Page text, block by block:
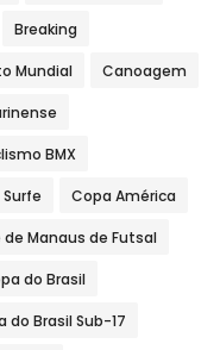
Breaking
Mundial Canoagem
BMX
Copa América
Manaus de Futsal
do Brasil
do Brasil Sub-17